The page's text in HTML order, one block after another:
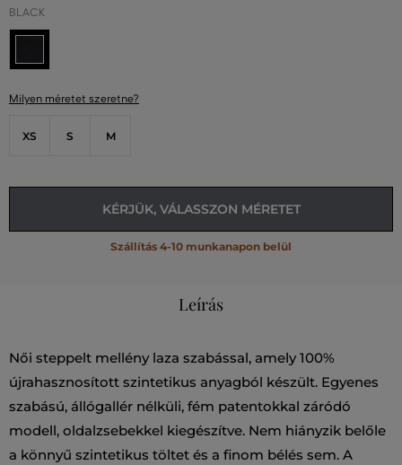
BLACK
Milyen méretet szeretne?
XS S M
KÉRJÜK, VÁLASSZON MÉRETET
Szállítás 4-10 munkanapon belül
Leírás
Női steppelt mellény laza szabással, amely 100%
újrahasznosított szintetikus anyagból készült. Egyenes
szabású, állógallér nélküli, fém patentokkal záródó
modell, oldalzsebekkel kiegészítve. Nem hiányzik belőle
a könnyű szintetikus töltet és a finom bélés sem. A